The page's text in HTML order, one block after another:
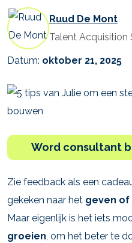
Ruud De Mont
Talent Acquisition
Datum: oktober 21, 2025
Word consultant
Zie feedback als een
gekeken naar het geven of
Maar eigenlijk is het iets
groeien, om het beter te